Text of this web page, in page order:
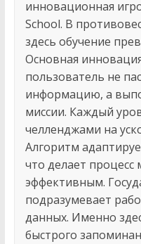
инновационная
School. В
здесь обучение
Основная
пользователь не
информацию, а
миссии. Каждый
челленджами на
Алгоритм
что делает процесс
эффективным.
подразумевает
данных. Именно
быстрого